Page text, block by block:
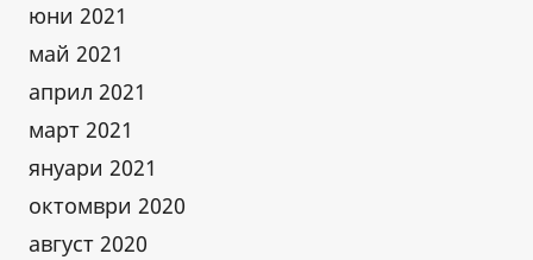
юни 2021
май 2021
април 2021
март 2021
януари 2021
октомври 2020
август 2020